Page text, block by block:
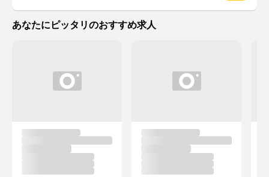
あなたにピッタリのおすすめ求人